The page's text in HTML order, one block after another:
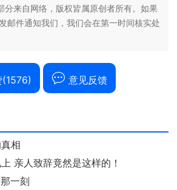
分来自网络，版权皆属原创者所有。如果
邮件通知我们，我们会在第一时间核实处
(1576) 意见反馈
相
亲人致辞竟然是这样的！
一刻